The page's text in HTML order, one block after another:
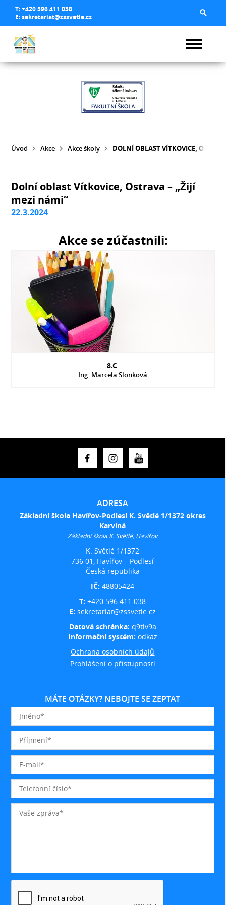
T:+420 596 411 038
E:sekretariat@zssvetle.cz
Úvod Akce Akce školy DOLNÍ OBLAST VÍTKOVICE,
Dolní oblast Vítkovice, Ostrava – „Žijí
mezi námi“
22.3.2024
Akce se zúčastnili:
8.C
Ing. Marcela Slonková
ADRESA
Základní škola Havířov-Podlesí K. Světlé 1/1372 okres
Karviná
Základní škola K. Světlé, Havířov
K. Světlé 1/1372
736 01, Havířov – Podlesí
Česká republika
IČ:48805424
T:+420 596 411 038
E:sekretariat@zssvetle.cz
Datová schránka: q9tiv9a
Informační systém: odkaz
Ochrana osobních údajů
Prohlášení o přístupnosti
MÁTE OTÁZKY? NEBOJTE SE ZEPTAT